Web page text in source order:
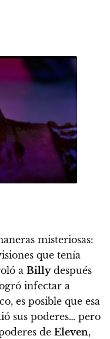
misteriosas:
que tenía
a Billydespués
infectar a
es posible que esa
sus poderes… pero
de Eleven,